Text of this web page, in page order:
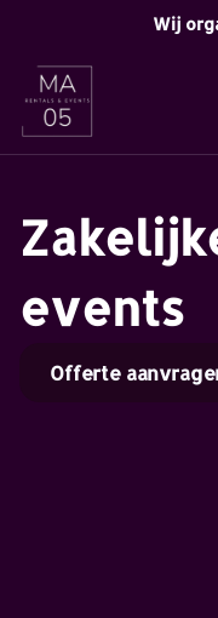
Wij
events
Offerte aanvragen: